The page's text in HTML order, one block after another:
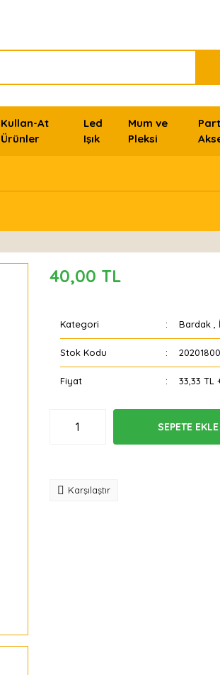
Kullan-At
Ürünler
Led
Işık
Mum ve
Pleksi
40,00 TL
Kategori Bardak
Stok Kodu
Fiyat 33,33 TL
SEPETE EKLE
Karşılaştır